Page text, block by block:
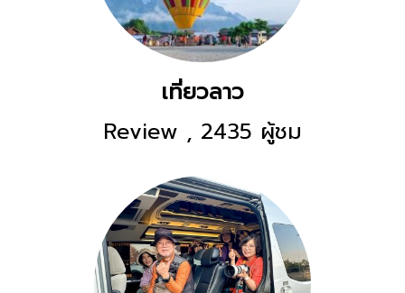
เที่ยวลาว
Review , 2435 ผู้ชม